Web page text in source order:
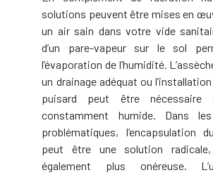
solutions peuvent être mises en
un air sain dans votre vide
d’un pare-vapeur sur le sol
l’évaporation de l’humidité.
un drainage adéquat ou
puisard peut être
constamment humide. Dans
problématiques, l’encapsulation
peut être une solution
également plus onéreuse.